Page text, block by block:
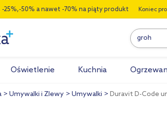
25%,-50% a nawet -70% na piąty produkt Koniec
Oświetlenie Kuchnia
Umywalki i Zlewy Umywalki Duravit D-Code